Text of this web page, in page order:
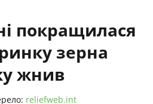
покращилася
зерна
жнив
reliefweb.int